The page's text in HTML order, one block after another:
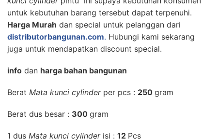
untuk kebutuhan barang tersebut dapat terpenuhi.
Harga Murah dan special untuk pelanggan dari
distributorbangunan.com. Hubungi kami sekarang
juga untuk mendapatkan discount special.
info dan harga bahan bangunan
Berat Mata kunci cylinderper pcs : 250 gram
Berat dus besar : 300 gram
1 dus Mata kunci cylinderisi : 12 Pcs